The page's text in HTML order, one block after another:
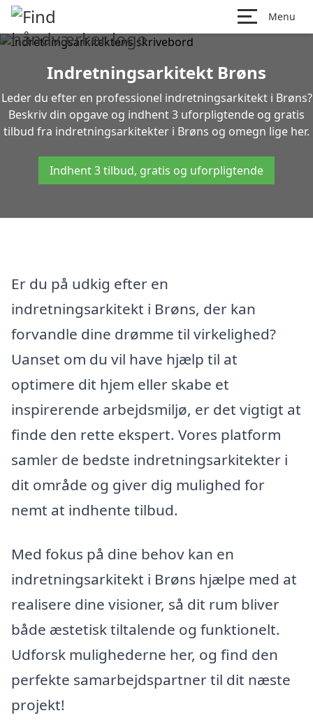
Menu
Indretningsarkitekt Brøns
Leder du efter en professionel indretningsarkitekt i Brøns?
Beskriv din opgave og indhent 3 uforpligtende og gratis
tilbud fra indretningsarkitekter i Brøns og omegn lige her.
Indhent 3 tilbud, gratis og uforpligtende
Er du på udkig efter en
indretningsarkitekt i Brøns, der kan
forvandle dine drømme til virkelighed?
Uanset om du vil have hjælp til at
optimere dit hjem eller skabe et
inspirerende arbejdsmiljø, er det vigtigt at
finde den rette ekspert. Vores platform
samler de bedste indretningsarkitekter i
dit område og giver dig mulighed for
nemt at indhente tilbud.
Med fokus på dine behov kan en
indretningsarkitekt i Brøns hjælpe med at
realisere dine visioner, så dit rum bliver
både æstetisk tiltalende og funktionelt.
Udforsk mulighederne her, og find den
perfekte samarbejdspartner til dit næste
projekt!